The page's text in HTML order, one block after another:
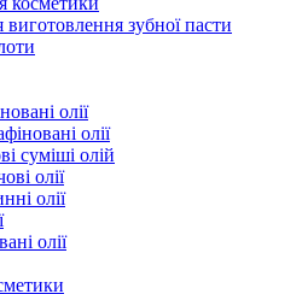
зубної пасти
олії
олії
суміші олій
олії
олії
олії